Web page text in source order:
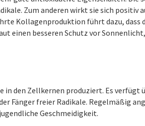
Zum anderen wirkt sie sich positiv
Kollagenproduktion führt dazu, dass
einen besseren Schutz vor
in den Zellkernen produziert. Es
Fänger freier Radikale. Regelmäßig
Geschmeidigkeit.